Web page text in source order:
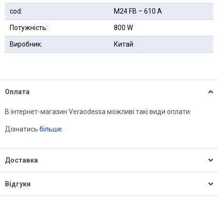
cod: M24 FB – 610 А
Потужність: 800 W
Виробник: Китай
Оплата
В інтернет-магазин Veraodessa можливі такі види оплати:
Дізнатись більше.
Доставка
Відгуки